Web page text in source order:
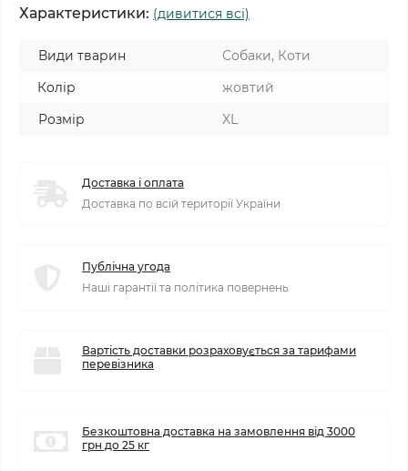
Характеристики: (дивитися всі)
Види тварин
Собаки, Коти
Колір
жовтий
Розмір
XL
Доставка і оплата
Доставка по всій території України
Публічна угода
Наші гарантії та політика повернень
Вартість доставки розраховується за тарифами
перевізника
Безкоштовна доставка на замовлення від 3000
грн до 25 кг